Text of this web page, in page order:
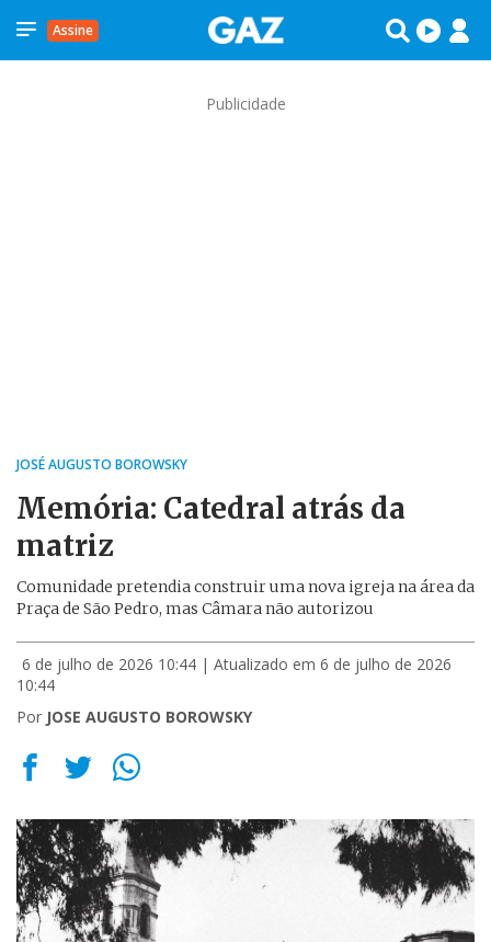
Assine
Publicidade
JOSÉ AUGUSTO BOROWSKY
Memória: Catedral atrás da
matriz
Comunidade pretendia construir uma nova igreja na área da
Praça de São Pedro, mas Câmara não autorizou
6 de julho de 2026 10:44 | Atualizado em 6 de julho de 2026
10:44
Por JOSE AUGUSTO BOROWSKY